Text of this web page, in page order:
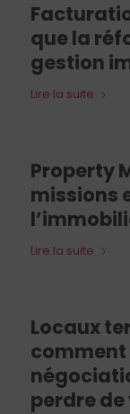
que la
gestion
Lire la suite
Property
missions
Lire la suite
Locaux
perdre